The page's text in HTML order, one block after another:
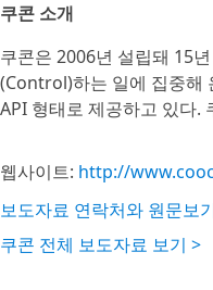
쿠콘 소개
쿠콘은 2006년 설립돼 15
(Control)하는 일에 집중해
API 형태로 제공하고 있다.
웹사이트: http://
보도자료 연락처와 원문보
쿠콘 전체 보도자료 보기 >